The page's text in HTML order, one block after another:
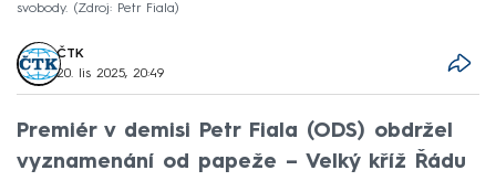
svobody.
Zdroj: Petr Fiala
ČTK
20. lis 2025, 20:49
Premiér v demisi Petr Fiala (ODS) obdržel
vyznamenání od papeže – Velký kříž Řádu